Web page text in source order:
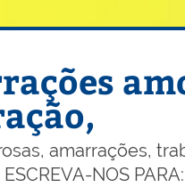
amarrações,
NOS